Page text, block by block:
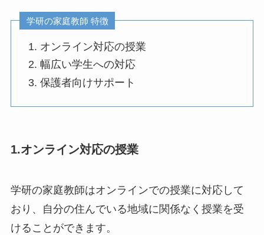
学研の家庭教師 特徴
オンライン対応の授業
幅広い学生への対応
保護者向けサポート
1.オンライン対応の授業
学研の家庭教師はオンラインでの授業に対応して
おり、自分の住んでいる地域に関係なく授業を受
けることができます。